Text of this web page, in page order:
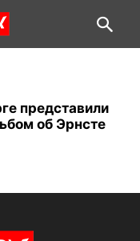
представили
об Эрнсте